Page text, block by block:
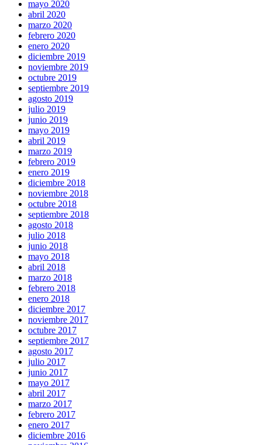
mayo 2020
abril 2020
marzo 2020
febrero 2020
enero 2020
diciembre 2019
noviembre 2019
octubre 2019
septiembre 2019
agosto 2019
julio 2019
junio 2019
mayo 2019
abril 2019
marzo 2019
febrero 2019
enero 2019
diciembre 2018
noviembre 2018
octubre 2018
septiembre 2018
agosto 2018
julio 2018
junio 2018
mayo 2018
abril 2018
marzo 2018
febrero 2018
enero 2018
diciembre 2017
noviembre 2017
octubre 2017
septiembre 2017
agosto 2017
julio 2017
junio 2017
mayo 2017
abril 2017
marzo 2017
febrero 2017
enero 2017
diciembre 2016